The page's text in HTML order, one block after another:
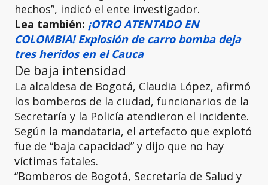
hechos”, indicó el ente investigador.
Lea también: ¡OTRO ATENTADO EN
COLOMBIA! Explosión de carro bomba deja
tres heridos en el Cauca
De baja intensidad
La alcaldesa de Bogotá, Claudia López, afirmó
los bomberos de la ciudad, funcionarios de la
Secretaría y la Policía atendieron el incidente.
Según la mandataria, el artefacto que explotó
fue de “baja capacidad” y dijo que no hay
víctimas fatales.
“Bomberos de Bogotá, Secretaría de Salud y